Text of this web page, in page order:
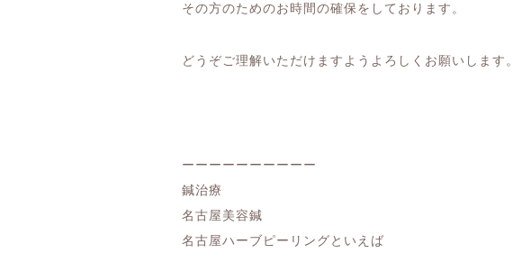
その方のためのお時間の確保をしております。
どうぞご理解いただけますようよろしくお願いします。
ーーーーーーーーーー
鍼治療
名古屋美容鍼
名古屋ハーブピーリングといえば